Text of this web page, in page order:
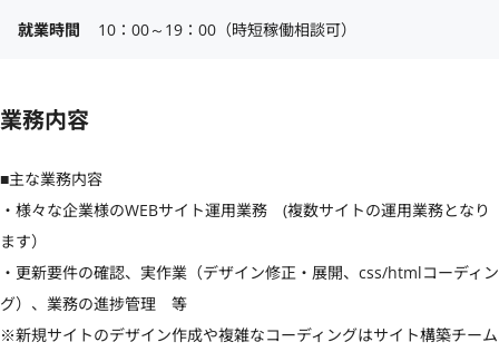
就業時間
10：00～19：00（時短稼働相談可）
業務内容
■主な業務内容
・様々な企業様のWEBサイト運用業務　(複数サイトの運用業務となり
ます）
・更新要件の確認、実作業（デザイン修正・展開、css/htmlコーディン
グ）、業務の進捗管理　等
※新規サイトのデザイン作成や複雑なコーディングはサイト構築チーム